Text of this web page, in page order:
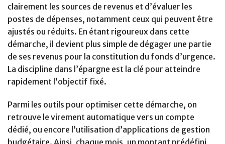
clairement les sources de revenus et d’évaluer les
postes de dépenses, notamment ceux qui peuvent être
ajustés ou réduits. En étant rigoureux dans cette
démarche, il devient plus simple de dégager une partie
de ses revenus pour la constitution du fonds d’urgence.
La discipline dans l’épargne est la clé pour atteindre
rapidement l’objectif fixé.
Parmi les outils pour optimiser cette démarche, on
retrouve le virement automatique vers un compte
dédié, ou encore l’utilisation d’applications de gestion